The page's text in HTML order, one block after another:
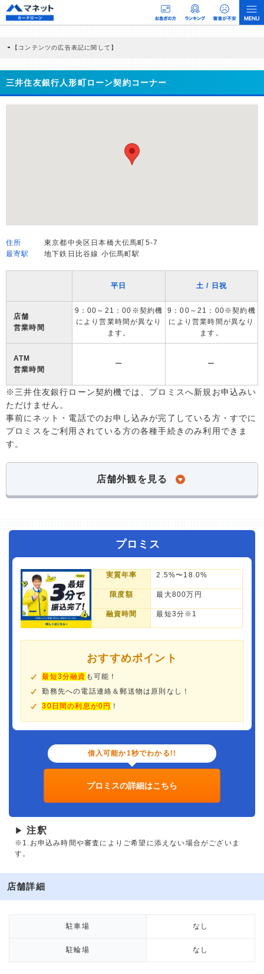
【コンテンツの広告表記に関して】
商品を根拠なくPRするものではなく、当編集部の調査／ユーザーへの口コミ収集な
どに基づき、公平性を担保した情報提供を行っています。
>提携企業一覧
三井住友銀行人形町ローン契約コーナー
住所
東京都中央区日本橋大伝馬町5-7
最寄駅
地下鉄日比谷線 小伝馬町駅
平日 土 / 日祝
店舗
営業時間
9：00～21：00※契約機
により営業時間が異なり
ます。
9：00～21：00※契約機
により営業時間が異なり
ます。
ATM
営業時間
ー ー
※三井住友銀行ローン契約機では、プロミスへ新規お申込みい
ただけません。
事前にネット・電話でのお申し込みが完了している方・すでに
プロミスをご利用されている方の各種手続きのみ利用できま
す。
店舗外観を見る
プロミス
実質年率 2.5%〜18.0%
限度額 最大800万円
融資時間 最短3分※1
おすすめポイント
最短3分融資 も可能！
勤務先への電話連絡＆郵送物は原則なし！
30日間の利息が0円 ！
借入可能か1秒でわかる!!
プロミスの詳細はこちら
▶ 注釈
※1.お申込み時間や審査によりご希望に添えない場合がございま
す。
店舗詳細
駐車場 なし
駐輪場 なし